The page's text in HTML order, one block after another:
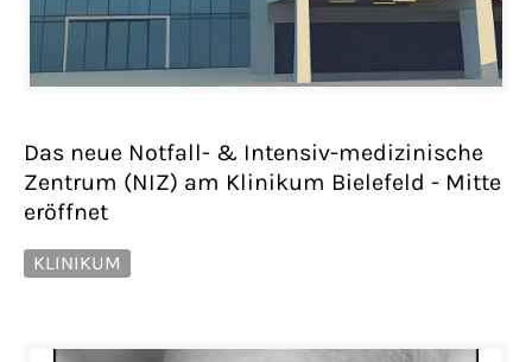
Das neue Notfall- & Intensiv-medizinische
Zentrum (NIZ) am Klinikum Bielefeld - Mitte
eröffnet
KLINIKUM